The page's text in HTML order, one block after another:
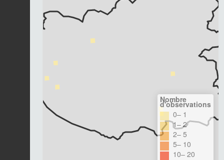
Nombre
d'observations
0– 1
1– 2
2– 5
5– 10
10– 20